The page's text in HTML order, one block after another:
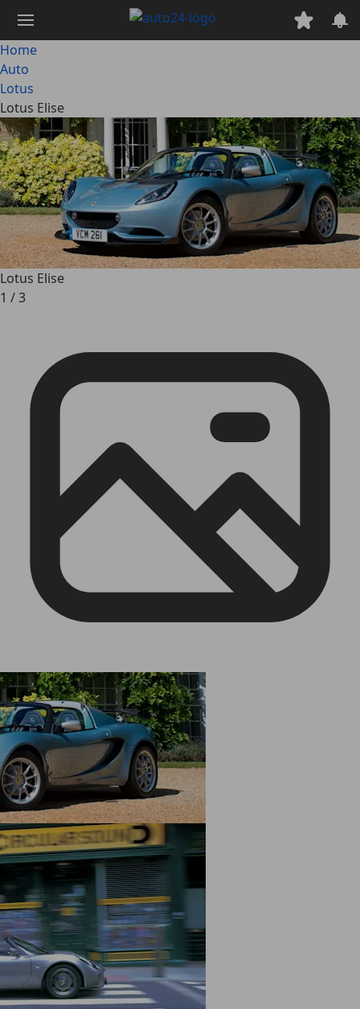
contenuto
principale
Home
Auto
Lotus
Lotus Elise
Lotus Elise
1 /3